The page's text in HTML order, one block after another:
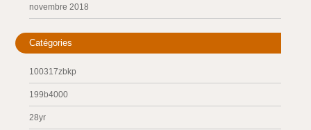
novembre 2018
Catégories
100317zbkp
199b4000
28yr